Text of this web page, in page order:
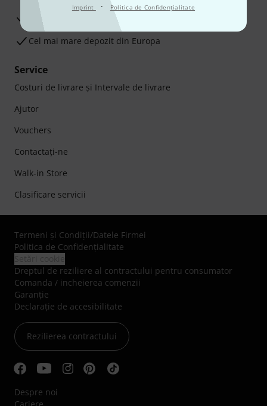
Imprint · Politica de Confidenţialitate
Cel mai mare depozit din Europa
Service
Costuri de livrare şi Intervale de livrare
Ajutor
Vouchers
Contactaţi-ne
Walk-in Store
Clasificare servicii
Termeni şi Condiţii/Datele Firmei
Politica de Confidenţialitate
Dreptul de reziliere al contractului pentru consumator
Comanda / incheierea comenzii
Garanție
Declarație de accesibilitate
Rezilierea contractului
Despre noi